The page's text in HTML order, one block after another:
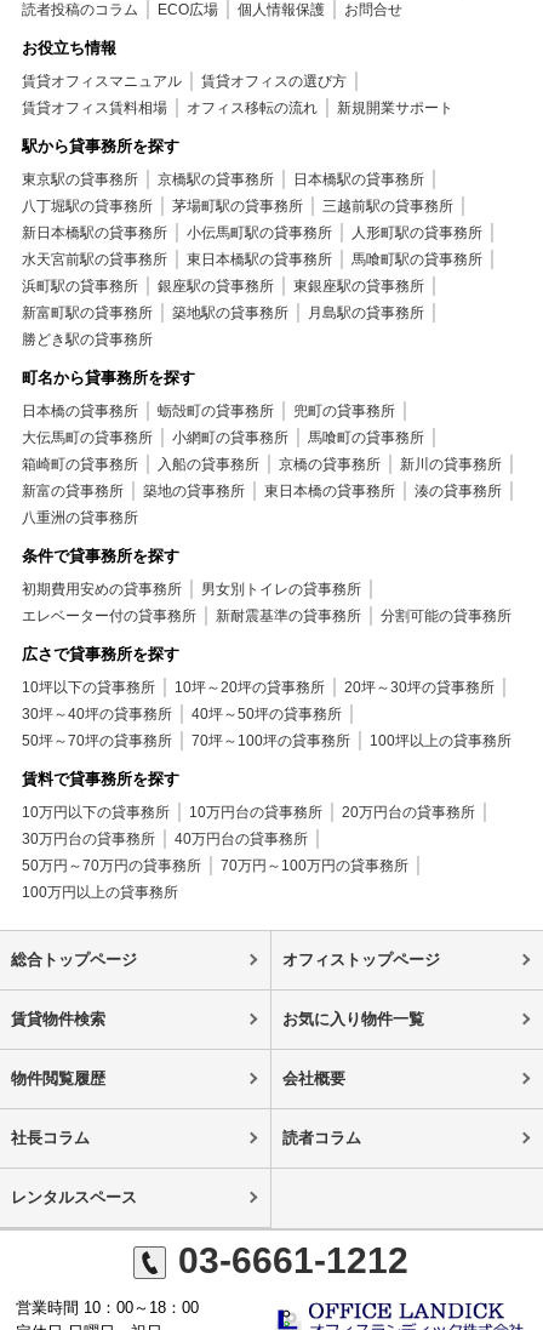
読者投稿のコラム
ECO広場 個人情報保護 お問合せ
お役立ち情報
賃貸オフィスマニュアル
賃貸オフィスの選び方
賃貸オフィス賃料相場
オフィス移転の流れ 新規開業サポート
駅から貸事務所を探す
東京駅の貸事務所 京橋駅の貸事務所
日本橋駅の貸事務所
八丁堀駅の貸事務所
茅場町駅の貸事務所
三越前駅の貸事務所
新日本橋駅の貸事務所
小伝馬町駅の貸事務所
人形町駅の貸事務所
水天宮前駅の貸事務所
東日本橋駅の貸事務所
馬喰町駅の貸事務所
浜町駅の貸事務所
銀座駅の貸事務所
東銀座駅の貸事務所
新富町駅の貸事務所
築地駅の貸事務所
月島駅の貸事務所
勝どき駅の貸事務所
町名から貸事務所を探す
日本橋の貸事務所 蛎殻町の貸事務所
兜町の貸事務所
大伝馬町の貸事務所
小網町の貸事務所
馬喰町の貸事務所
箱崎町の貸事務所
入船の貸事務所 京橋の貸事務所
新川の貸事務所
新富の貸事務所
築地の貸事務所 東日本橋の貸事務所
湊の貸事務所
八重洲の貸事務所
条件で貸事務所を探す
初期費用安めの貸事務所
男女別トイレの貸事務所
エレベーター付の貸事務所
新耐震基準の貸事務所 分割可能の貸事務所
広さで貸事務所を探す
10坪以下の貸事務所 10坪～20坪の貸事務所
20坪～30坪の貸事務所
30坪～40坪の貸事務所
40坪～50坪の貸事務所
50坪～70坪の貸事務所
70坪～100坪の貸事務所 100坪以上の貸事務所
賃料で貸事務所を探す
10万円以下の貸事務所 10万円台の貸事務所
20万円台の貸事務所
30万円台の貸事務所
40万円台の貸事務所
50万円～70万円の貸事務所
70万円～100万円の貸事務所
100万円以上の貸事務所
総合トップページ オフィストップページ
賃貸物件検索 お気に入り物件一覧
物件閲覧履歴 会社概要
社長コラム 読者コラム
レンタルスペース
03-6661-1212
営業時間 10：00～18：00